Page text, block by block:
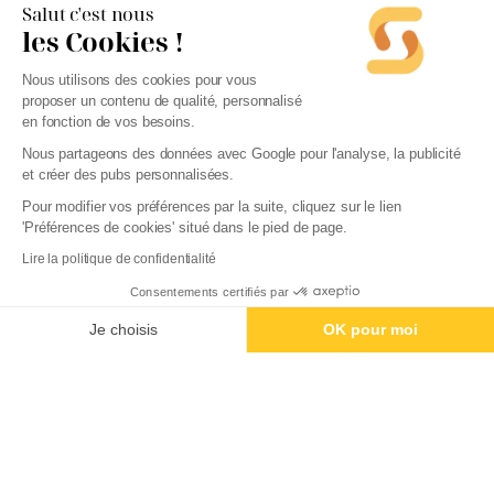
Salut c'est nous
les Cookies !
Nous utilisons des cookies pour vous
proposer un contenu de qualité, personnalisé
en fonction de vos besoins.
Nous partageons des données avec Google pour l'analyse, la publicité
et créer des pubs personnalisées.
Pour modifier vos préférences par la suite, cliquez sur le lien
'Préférences de cookies' situé dans le pied de page.
Lire la politique de confidentialité
Consentements certifiés par
Je choisis OK pour moi
Créer mon entreprise - 0€
Logiciel comptable
Top 10 - Meilleurs logiciels de comptabilité en 2026
Swapn crée votre entreprise au meilleur tarif sans compromis sur le conseil
5/5